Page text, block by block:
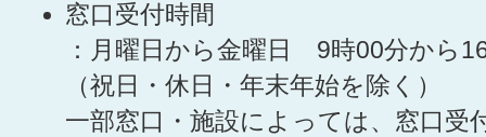
窓口受付時間
：月曜日から金曜日 9時00分から
（祝日・休日・年末年始を除く）
一部窓口・施設によっては、窓口受